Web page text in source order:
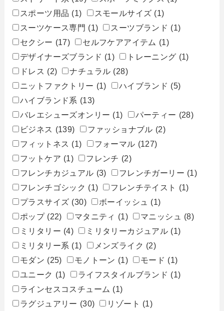
スポーツ用品 (1) スモールサイズ (1)
スーツケース専門 (1) スーツブランド (1)
セクシー (17) セルフケアアイテム (1)
デザイナーズブランド (1) トレーニング (1)
ドレス (2) ナチュラル (28)
ニットファクトリー (1) ハイブランド (5)
ハイブランド系 (13)
バレエシューズオンリー (1) パーティー (28)
ビジネス (139) ファッショナブル (2)
フィットネス (1) フォーマル (127)
フットケア (1) フレンチ (2)
フレンチカジュアル (3) フレンチガーリー (1)
フレンチゴシック (1) フレンチテイスト
(1)
プラスサイズ (30) ボーイッシュ
(1)
ポップ (22) マタニティ (1) マニッシュ
(8)
ミリタリー (4) ミリタリーカジュアル (1)
ミリタリー系 (1) メンズライク (2)
モダン (25) モノトーン (1) モード (1)
ユニーク (1) ライフスタイルブランド (1)
ラインセスコスチューム (1)
ラグジュアリー (30) リゾート (1)